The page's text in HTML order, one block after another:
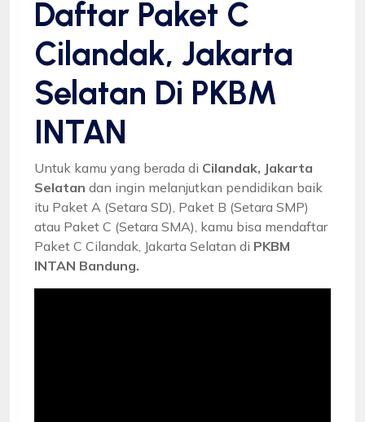
Daftar Paket C
Cilandak, Jakarta
Selatan Di PKBM
INTAN
Untuk kamu yang berada di Cilandak, Jakarta
Selatan dan ingin melanjutkan pendidikan baik
itu Paket A (Setara SD), Paket B (Setara SMP)
atau Paket C (Setara SMA), kamu bisa mendaftar
Paket C Cilandak, Jakarta Selatan di PKBM
INTAN Bandung.